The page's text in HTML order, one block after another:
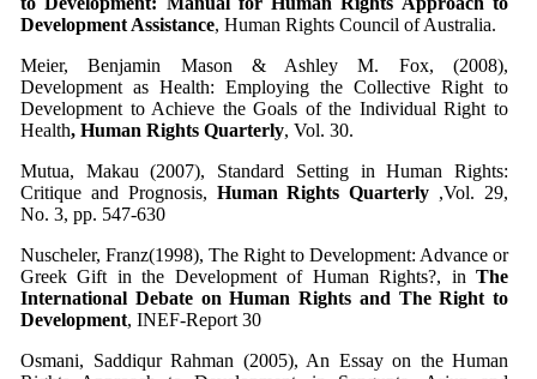
Development Assistance, Human Rights Council of Australia.
Meier, Benjamin Mason & Ashley M. Fox, (2008),
Development as Health: Employing the Collective Right to
Development to Achieve the Goals of the Individual Right to
Health, Human Rights Quarterly, Vol. 30.
Mutua, Makau (2007), Standard Setting in Human Rights:
Critique and Prognosis, Human Rights Quarterly ,Vol. 29,
No. 3, pp. 547-630
Nuscheler, Franz(1998), The Right to Development: Advance or
Greek Gift in the Development of Human Rights?, in The
International Debate on Human Rights and The Right to
Development, INEF-Report 30
Osmani, Saddiqur Rahman (2005), An Essay on the Human